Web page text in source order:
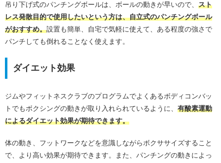
吊り下げ式のパンチングボールは、ボールの動きが早いので、 スト
レス発散目的で使用したいという方は、自立式のパンチングボール
がおすすめ。設置も簡単、自宅で気軽に使えて、ある程度の強さで
パンチしても倒れることなく使えます。
ダイエット効果
ジムやフィットネスクラブのプログラムでよくあるボディコンバッ
トでもボクシングの動きが取り入れられているように、 有酸素運動
によるダイエット効果が期待できます。
体の動き、フットワークなどを意識しながらボクササイズすること
で、より高い効果が期待できます。また、パンチングの動きによっ